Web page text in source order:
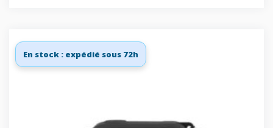
En stock : expédié sous 72h